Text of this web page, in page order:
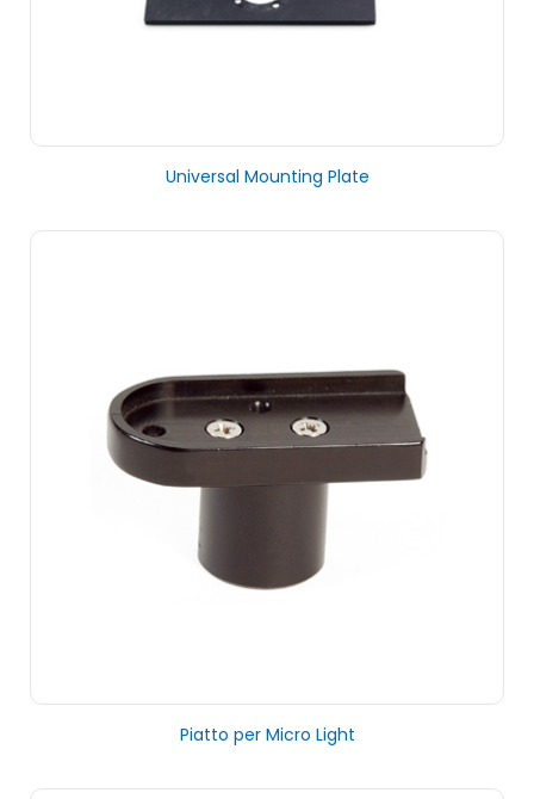
Universal Mounting Plate
Piatto per Micro Light